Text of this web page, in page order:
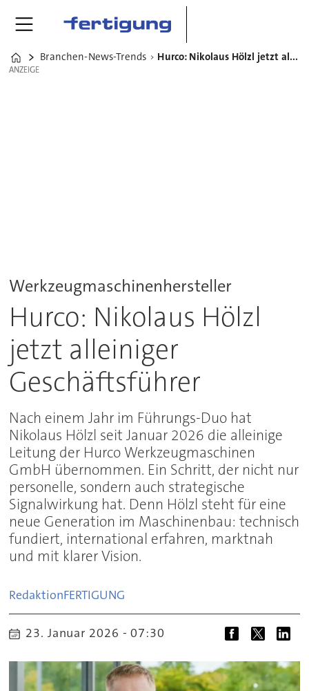
Home
Branchen-News-Trends Hurco: Nikolaus Hölzl jetzt alleiniger Geschäftsführer
ANZEIGE
ANZEIGE
Werkzeugmaschinenhersteller
Hurco: Nikolaus Hölzl
jetzt alleiniger
Geschäftsführer
Nach einem Jahr im Führungs-Duo hat
Nikolaus Hölzl seit Januar 2026 die alleinige
Leitung der Hurco Werkzeugmaschinen
GmbH übernommen. Ein Schritt, der nicht nur
personelle, sondern auch strategische
Signalwirkung hat. Denn Hölzl steht für eine
neue Generation im Maschinenbau: technisch
fundiert, international erfahren, marktnah
und mit klarer Vision.
RedaktionFERTIGUNG
23. Januar 2026 - 07:30